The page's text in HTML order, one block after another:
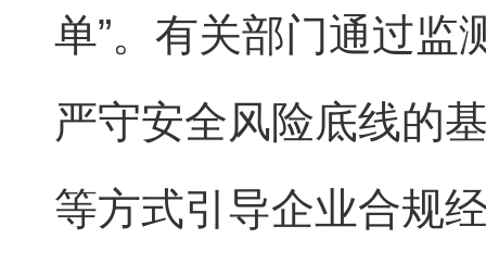
单”。有关部门通过监
严守安全风险底线的
等方式引导企业合规